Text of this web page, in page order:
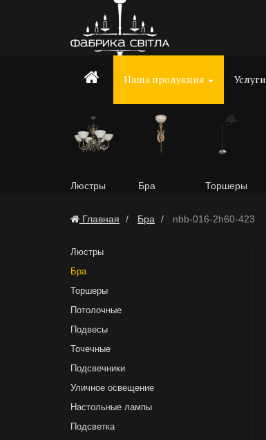
Наша продукция Услуги
Люстры Бра Торшеры
Главная Бра nbb-016-2h60-423
Люстры
Бра
Торшеры
Потолочные
Подвесы
Точечные
Подсвечники
Уличное освещение
Настольные лампы
Подсветка